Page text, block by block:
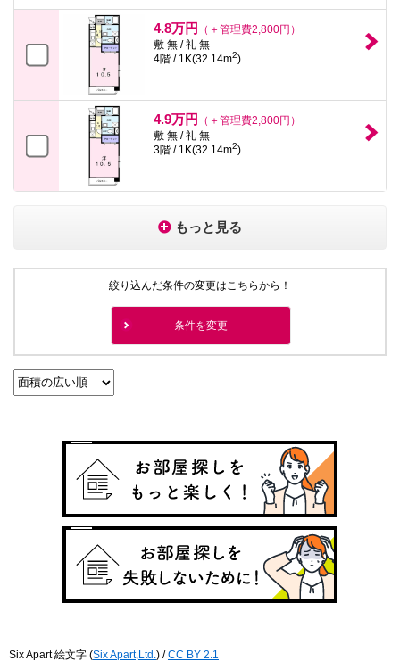
4.8万円
（＋管理費2,800円）
敷 無 / 礼 無
4階 / 1K(32.14m2)
4.9万円
（＋管理費2,800円）
敷 無 / 礼 無
3階 / 1K(32.14m2)
もっと見る
絞り込んだ条件の変更はこちらから！
条件を変更
Six Apart 絵文字 (Six Apart,Ltd. ) /CC BY 2.1